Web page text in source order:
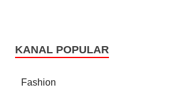
KANAL POPULAR
Fashion